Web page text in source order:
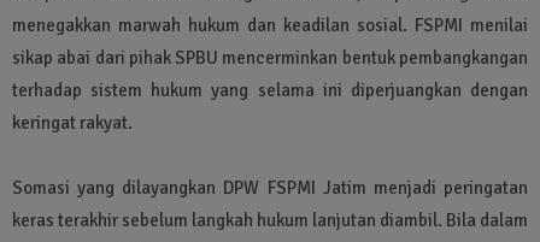
menegakkan marwah hukum dan keadilan sosial. FSPMI menilai
sikap abai dari pihak SPBU mencerminkan bentuk pembangkangan
terhadap sistem hukum yang selama ini diperjuangkan dengan
keringat rakyat.
Somasi yang dilayangkan DPW FSPMI Jatim menjadi peringatan
keras terakhir sebelum langkah hukum lanjutan diambil. Bila dalam